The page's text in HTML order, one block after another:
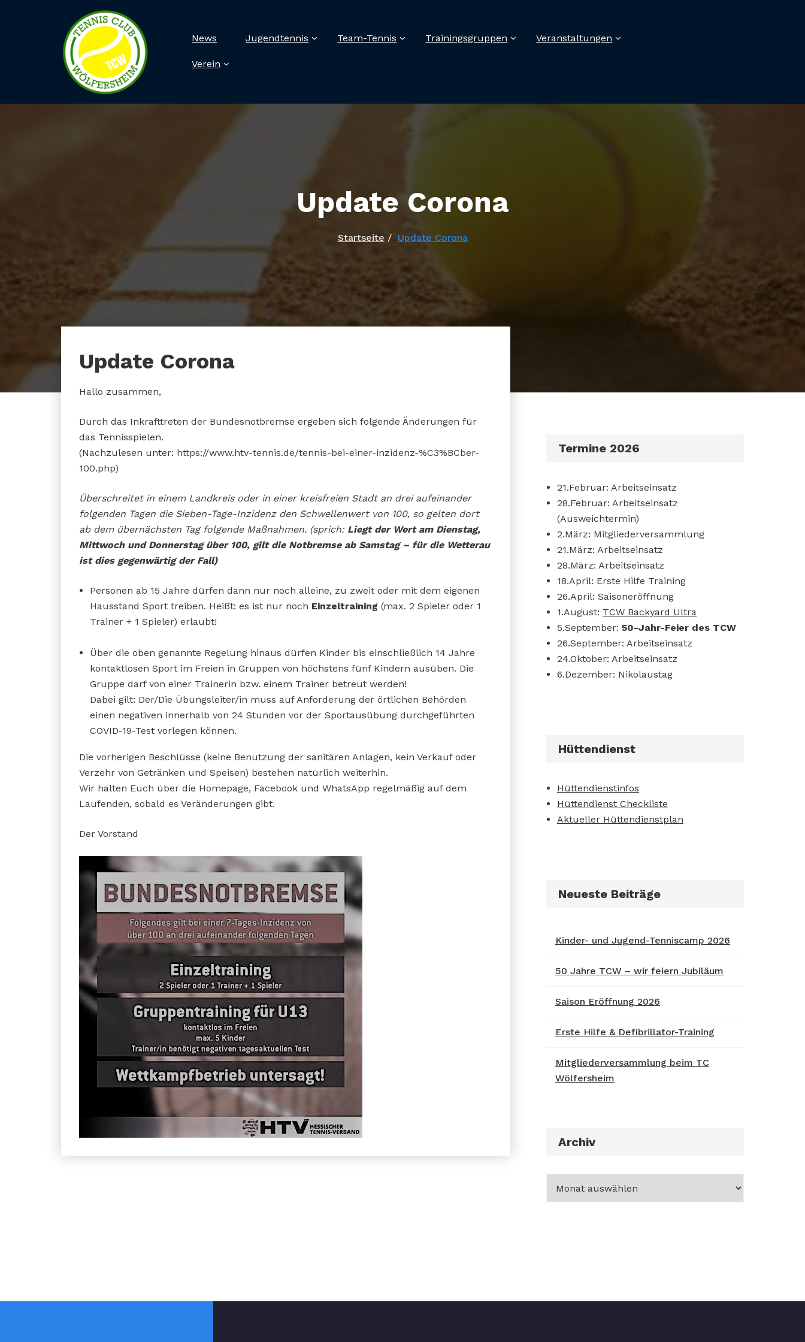
News Jugendtennis Team-Tennis Trainingsgruppen Veranstaltungen
Verein
Update Corona
Startseite Update Corona
Update Corona
Hallo zusammen,
Durch das Inkrafttreten der Bundesnotbremse ergeben sich folgende Änderungen für
das Tennisspielen.
(Nachzulesen unter: https://www.htv-tennis.de/tennis-bei-einer-inzidenz-%C3%BCber-
100.php)
Überschreitet in einem Landkreis oder in einer kreisfreien Stadt an drei aufeinander
folgenden Tagen die Sieben-Tage-Inzidenz den Schwellenwert von 100, so gelten dort
ab dem übernächsten Tag folgende Maßnahmen. (sprich: Liegt der Wert am Dienstag,
Mittwoch und Donnerstag über 100, gilt die Notbremse ab Samstag – für die Wetterau
ist dies gegenwärtig der Fall)
Personen ab 15 Jahre dürfen dann nur noch alleine, zu zweit oder mit dem eigenen
Hausstand Sport treiben. Heißt: es ist nur noch Einzeltraining (max. 2 Spieler oder 1
Trainer + 1 Spieler) erlaubt!
Über die oben genannte Regelung hinaus dürfen Kinder bis einschließlich 14 Jahre
kontaktlosen Sport im Freien in Gruppen von höchstens fünf Kindern ausüben. Die
Gruppe darf von einer Trainerin bzw. einem Trainer betreut werden!
Dabei gilt: Der/Die Übungsleiter/in muss auf Anforderung der örtlichen Behörden
einen negativen innerhalb von 24 Stunden vor der Sportausübung durchgeführten
COVID-19-Test vorlegen können.
Die vorherigen Beschlüsse (keine Benutzung der sanitären Anlagen, kein Verkauf oder
Verzehr von Getränken und Speisen) bestehen natürlich weiterhin.
Wir halten Euch über die Homepage, Facebook und WhatsApp regelmäßig auf dem
Laufenden, sobald es Veränderungen gibt.
Der Vorstand
Termine 2026
21.Februar: Arbeitseinsatz
28.Februar: Arbeitseinsatz
(Ausweichtermin)
2.März: Mitgliederversammlung
21.März: Arbeitseinsatz
28.März: Arbeitseinsatz
18.April: Erste Hilfe Training
26.April: Saisoneröffnung
1.August: TCW Backyard Ultra
5.September: 50-Jahr-Feier des TCW
26.September: Arbeitseinsatz
24.Oktober: Arbeitseinsatz
6.Dezember: Nikolaustag
Hüttendienst
Hüttendienstinfos
Hüttendienst Checkliste
Aktueller Hüttendienstplan
Neueste Beiträge
Kinder- und Jugend-Tenniscamp 2026
50 Jahre TCW – wir feiern Jubiläum
Saison Eröffnung 2026
Erste Hilfe & Defibrillator-Training
Mitgliederversammlung beim TC
Wölfersheim
Archiv